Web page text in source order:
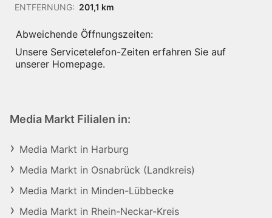
ENTFERNUNG: 201,1 km
Abweichende Öffnungszeiten:
Unsere Servicetelefon-Zeiten erfahren Sie auf
unserer Homepage.
Media Markt Filialen in:
Media Markt in Harburg
Media Markt in Osnabrück (Landkreis)
Media Markt in Minden-Lübbecke
Media Markt in Rhein-Neckar-Kreis